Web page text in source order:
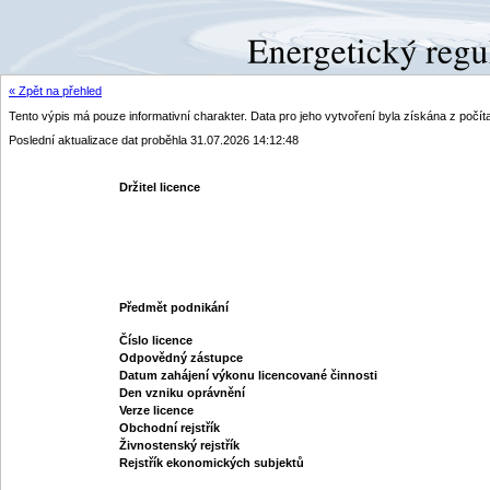
« Zpět na přehled
Tento výpis má pouze informativní charakter. Data pro jeho vytvoření byla získána z
Poslední aktualizace dat proběhla 31.07.2026 14:12:48
Držitel licence
Předmět podnikání
Číslo licence
Odpovědný zástupce
Datum zahájení výkonu licencované činnosti
Den vzniku oprávnění
Verze licence
Obchodní rejstřík
Živnostenský rejstřík
Rejstřík ekonomických subjektů